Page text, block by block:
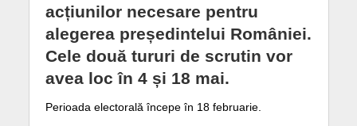
acțiunilor necesare pentru
alegerea președintelui României.
Cele două tururi de scrutin vor
avea loc în 4 și 18 mai.
Perioada electorală începe în 18 februarie.